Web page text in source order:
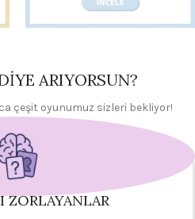
ARIYORSUN?
çeşit oyunumuz sizleri bekliyor!
ZORLAYANLAR